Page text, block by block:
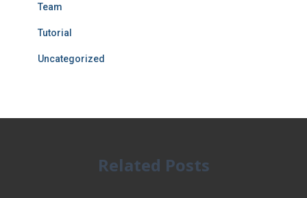
Team
Tutorial
Uncategorized
Related Posts